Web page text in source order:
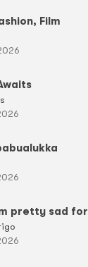
Film
pretty sad